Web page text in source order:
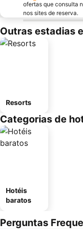
ofertas que consulta
nos sites de reserva.
Outras estadias
Resorts
Categorias de
Hotéis
baratos
Perguntas